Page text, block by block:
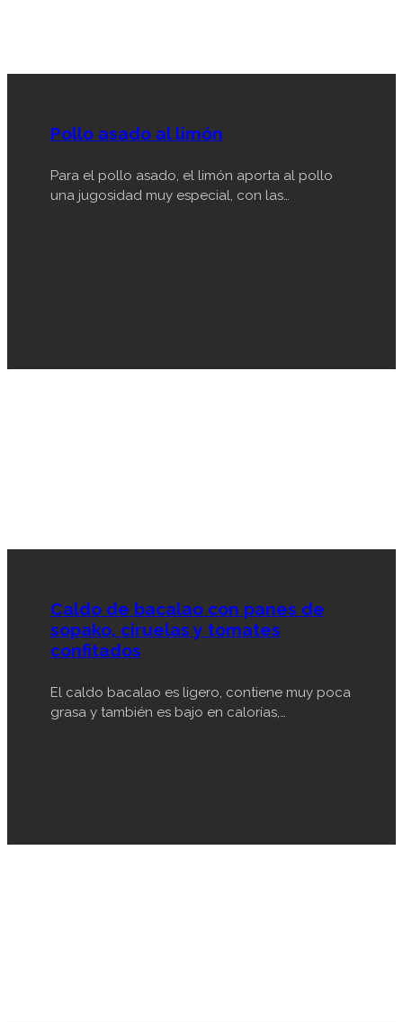
Pollo asado al limón
Para el pollo asado, el limón aporta al pollo
una jugosidad muy especial, con las…
Caldo de bacalao con panes de
sopako, ciruelas y tomates
confitados
El caldo bacalao es ligero, contiene muy poca
grasa y también es bajo en calorías,…